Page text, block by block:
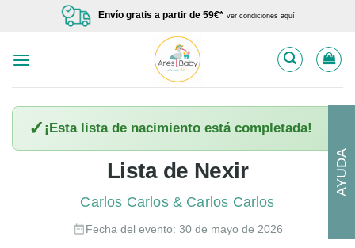
Envío gratis a partir de 59€* ver condiciones aquí
✓ ¡Esta lista de nacimiento está completada!
Lista de Nexir
Carlos Carlos & Carlos Carlos
Fecha del evento: 30 de mayo de 2026
AYUDA